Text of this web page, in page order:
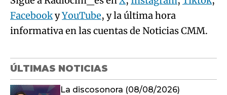
FacebookyYouTube, y la última hora
informativa en las cuentas de Noticias CMM.
ÚLTIMAS NOTICIAS
La discosonora (08/08/2026)